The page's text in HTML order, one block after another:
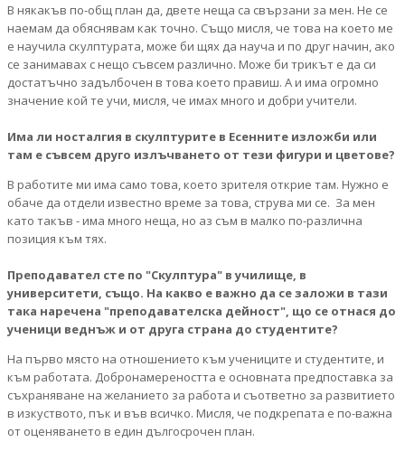
В някакъв по-общ план да, двете неща са свързани за мен. Не се
наемам да обяснявам как точно. Също мисля, че това на което ме
е научила скулптурата, може би щях да науча и по друг начин, ако
се занимавах с нещо съвсем различно. Може би трикът е да си
достатъчно задълбочен в това което правиш. А и има огромно
значение кой те учи, мисля, че имах много и добри учители.
Има ли носталгия в скулптурите в Есенните изложби или
там е съвсем друго излъчването от тези фигури и цветове?
В работите ми има само това, което зрителя открие там. Нужно е
обаче да отдели известно време за това, струва ми се. За мен
като такъв - има много неща, но аз съм в малко по-различна
позиция към тях.
Преподавател сте по "Скулптура" в училище, в
университети, също. На какво е важно да се заложи в тази
така наречена "преподавателска дейност", що се отнася до
ученици веднъж и от друга страна до студентите?
На първо място на отношението към учениците и студентите, и
към работата. Добронамереността е основната предпоставка за
съхраняване на желанието за работа и съответно за развитието
в изкуството, пък и във всичко. Мисля, че подкрепата е по-важна
от оценяването в един дългосрочен план.